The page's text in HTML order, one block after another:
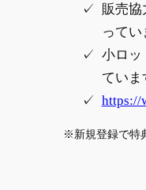
販売協
ってい
小ロッ
ていま
https://
※新規登録で特